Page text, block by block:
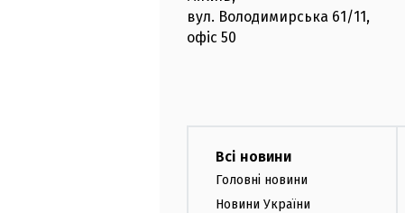
вул. Володимирська 61/11,
офіс 50
Всі новини
Головні новини
Новини України